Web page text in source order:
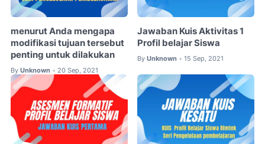
menurut Anda mengapa
modifikasi tujuan tersebut
penting untuk dilakukan
By Unknown • 20 Sep, 2021
Jawaban Kuis Aktivitas 1
Profil belajar Siswa
By Unknown • 15 Sep, 2021